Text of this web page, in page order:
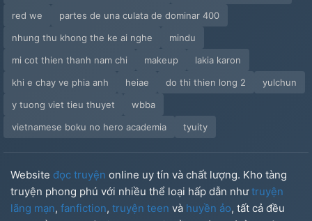
red we
partes de una culata de dominar 400
nhung thu khong the ke ai nghe
mindu
mi cot thien thanh nam chi
makeup
lakia karon
khi e chay ve phia anh
heiae do thi thien long 2
yulchun
y tuong viet tieu thuyet
wbba
vietnamese boku no hero academia
tyuity
Website đọc truyện online uy tín và chất lượng. Kho tàng
truyện phong phú với nhiều thể loại hấp dẫn nhưtruyện
lãng mạn, fanfiction, truyện teen và huyền ảo, tất cả đều